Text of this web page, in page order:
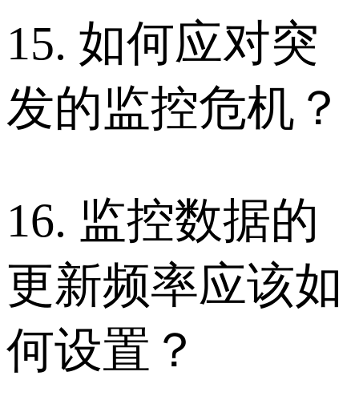
15. 如何应对突
发的监控危机？
16. 监控数据的
更新频率应该如
何设置？